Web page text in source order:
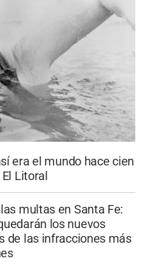
era el mundo hace cien
Litoral
multas en Santa Fe:
los nuevos
de las infracciones más